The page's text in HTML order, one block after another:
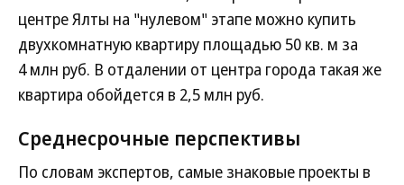
центре Ялты на "нулевом" этапе можно купить
двухкомнатную квартиру площадью 50 кв. м за
4 млн руб. В отдалении от центра города такая же
квартира обойдется в 2,5 млн руб.
Среднесрочные перспективы
По словам экспертов, самые знаковые проекты в